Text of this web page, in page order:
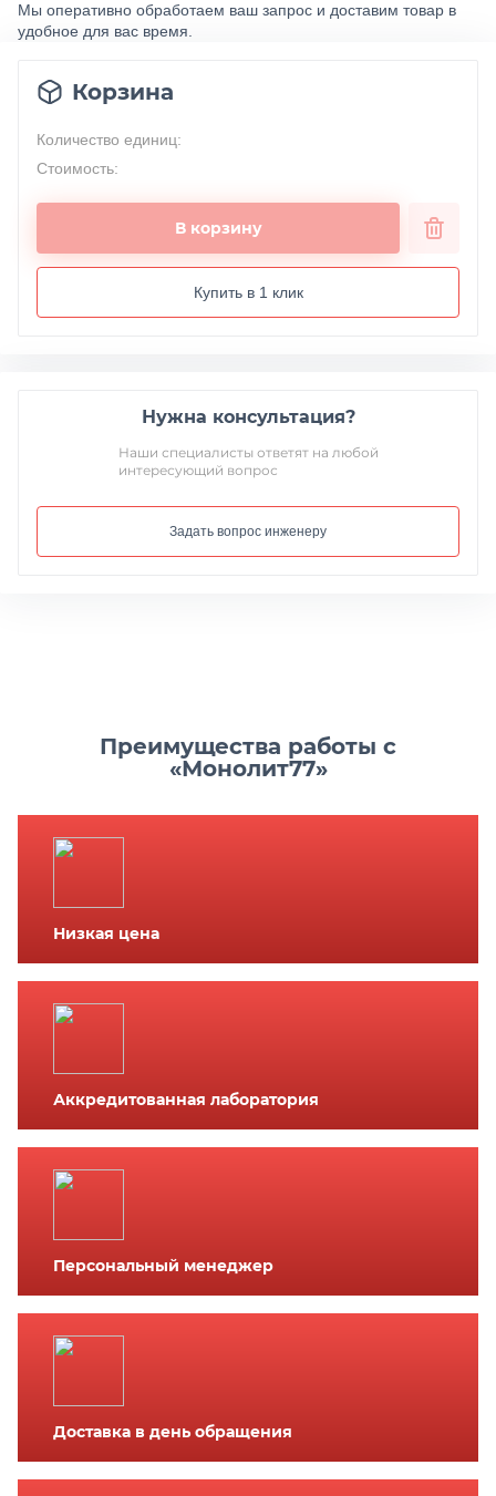
Мы оперативно обработаем ваш запрос и доставим товар в
удобное для вас время.
Корзина
Количество единиц:
Стоимость:
В корзину
Купить в 1 клик
Нужна консультация?
Наши специалисты ответят на любой
интересующий вопрос
Задать вопрос инженеру
Преимущества работы с
«Монолит77»
Низкая цена
Аккредитованная лаборатория
Персональный менеджер
Доставка в день обращения